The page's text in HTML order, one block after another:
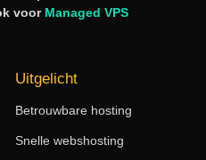
voor Managed VPS
Uitgelicht
Betrouwbare hosting
Snelle webshosting